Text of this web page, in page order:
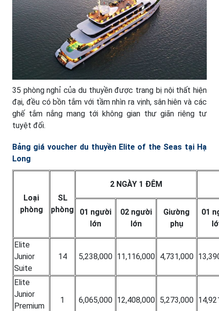
35 phòng nghỉ của du thuyền được trang bị nội thất hiện
đại, đều có bồn tắm với tầm nhìn ra vịnh, sân hiên và các
ghế tắm nắng mang tới không gian thư giãn riêng tư
tuyệt đối.
Bảng giá voucher du thuyền Elite of the Seas tại Hạ
Long
Loại
phòng
SL
phòng
2 NGÀY 1 ĐÊM
01 người
lớn
02 người
lớn
Giường
phụ
01
Elite
Junior
Suite
14 5,238,000 11,116,000 4,731,000
Elite
Junior
Premium
1 6,065,000 12,408,000 5,273,000